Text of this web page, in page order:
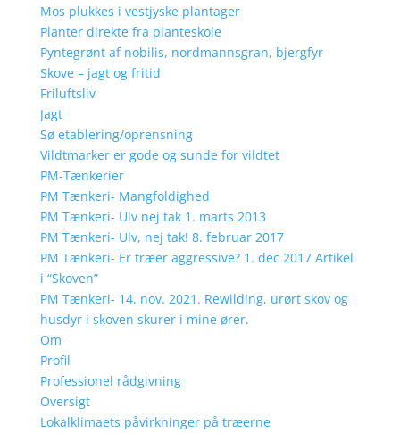
Mos plukkes i vestjyske plantager
Planter direkte fra planteskole
Pyntegrønt af nobilis, nordmannsgran, bjergfyr
Skove – jagt og fritid
Friluftsliv
Jagt
Sø etablering/oprensning
Vildtmarker er gode og sunde for vildtet
PM-Tænkerier
PM Tænkeri- Mangfoldighed
PM Tænkeri- Ulv nej tak 1. marts 2013
PM Tænkeri- Ulv, nej tak! 8. februar 2017
PM Tænkeri- Er træer aggressive? 1. dec 2017 Artikel
i “Skoven”
PM Tænkeri- 14. nov. 2021. Rewilding, urørt skov og
husdyr i skoven skurer i mine ører.
Om
Profil
Professionel rådgivning
Oversigt
Lokalklimaets påvirkninger på træerne